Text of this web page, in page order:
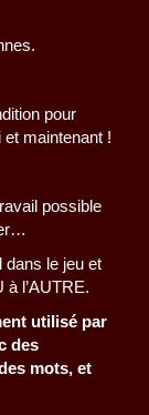
pour
maintenant !
possible
dans le jeu et
à l’AUTRE.
utilisé par
des
mots, et